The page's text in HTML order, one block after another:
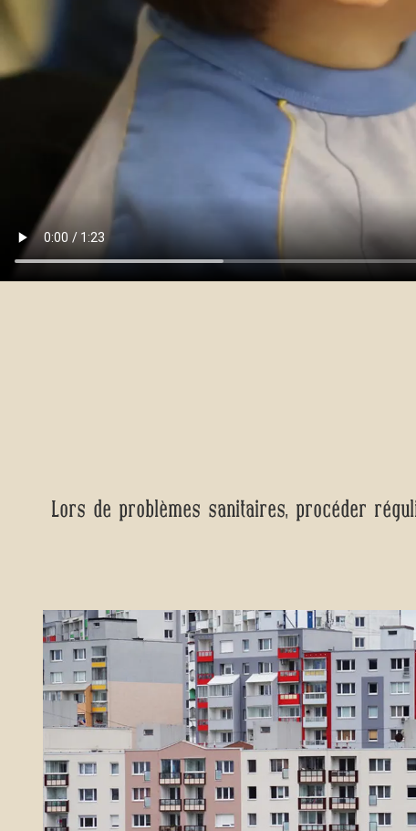
Lors de problèmes sanitaires, procéder